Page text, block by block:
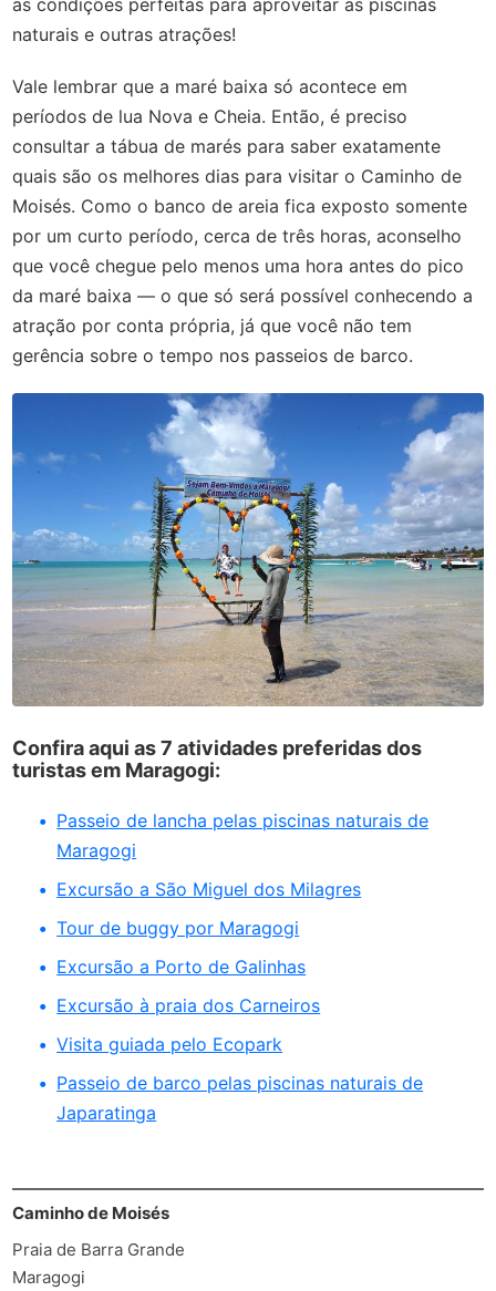
naturais e outras atrações!
Vale lembrar que a maré baixa só acontece em
períodos de lua Nova e Cheia. Então, é preciso
consultar a tábua de marés para saber exatamente
quais são os melhores dias para visitar o Caminho de
Moisés. Como o banco de areia fica exposto somente
por um curto período, cerca de três horas, aconselho
que você chegue pelo menos uma hora antes do pico
da maré baixa — o que só será possível conhecendo a
atração por conta própria, já que você não tem
gerência sobre o tempo nos passeios de barco.
Confira aqui as 7 atividades preferidas dos
turistas em Maragogi:
Passeio de lancha pelas piscinas naturais de
Maragogi
Excursão a São Miguel dos Milagres
Tour de buggy por Maragogi
Excursão a Porto de Galinhas
Excursão à praia dos Carneiros
Visita guiada pelo Ecopark
Passeio de barco pelas piscinas naturais de
Japaratinga
Caminho de Moisés
Praia de Barra Grande
Maragogi